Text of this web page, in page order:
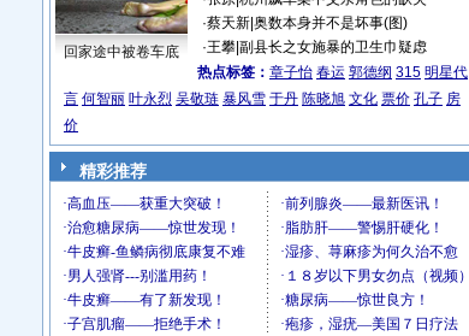
回家途中被卷车底
·蔡天新| 奥数本身并不是坏事(图)
·王攀| 副县长之女施暴的卫生巾疑虑
热点标签： 章子怡 春运 郭德纲 315 明星代
言 何智丽 叶永烈 吴敬琏 暴风雪 于丹 陈晓旭 文化 票价 孔子 房
价
精彩推荐